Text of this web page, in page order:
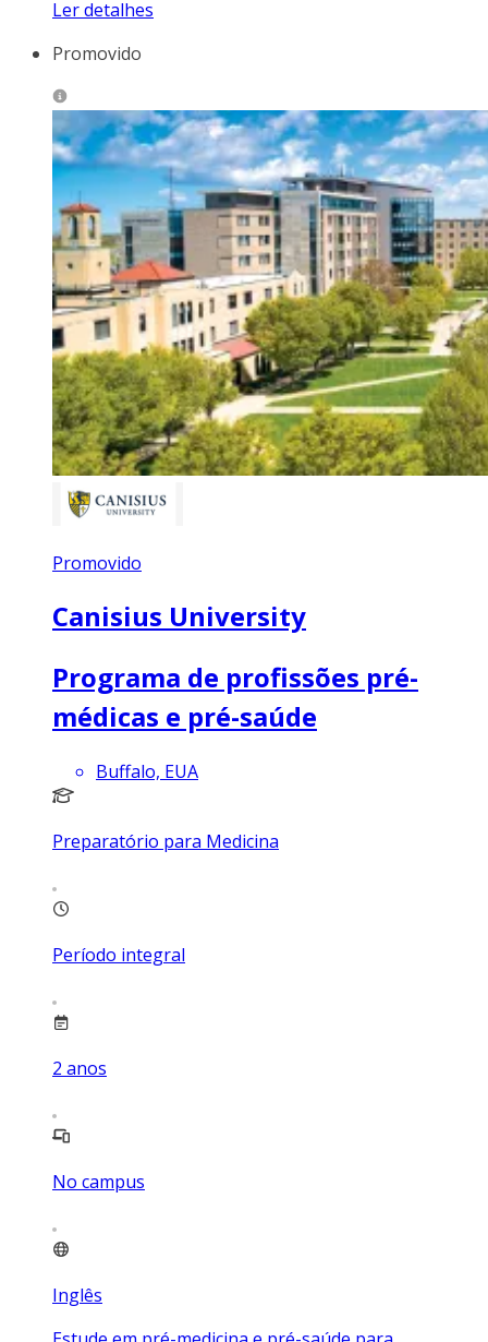
Ler detalhes
Promovido
Promovido
Canisius University
Programa de profissões pré-
médicas e pré-saúde
Buffalo, EUA
Preparatório para Medicina
Período integral
2 anos
No campus
Inglês